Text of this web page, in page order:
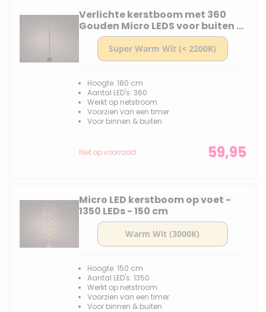
Verlichte kerstboom met 360
Gouden Micro LEDS voor buiten -
180 cm
Hoogte: 180 cm
Aantal LED's: 360
Werkt op netstroom
Voorzien van een timer
Voor binnen & buiten
Niet op voorraad 59,95
Micro LED kerstboom op voet -
1350 LEDs - 150 cm
Hoogte: 150 cm
Aantal LED's: 1350
Werkt op netstroom
Voorzien van een timer
Voor binnen & buiten